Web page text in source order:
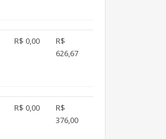
R$ 0,00
R$
626,67
R$ 0,00
R$
376,00